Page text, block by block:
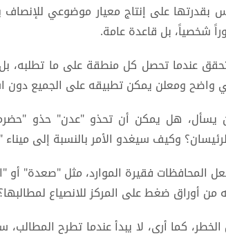
بقدرتها على إنتاج معيار موضوعي
شخصياً، بل قاعدة عامة.
عندما تحصل كل منطقة على ما تطلبه،
واضح ومعلن يمكن تطبيقه على الجميع دون
يسأل، هل يمكن أن تحذو "عدن" حذو
وكيف سيغدو الأمر بالنسبة إلى
المحافظات فقيرة الموارد، مثل "صعدة" أو
من أوراق ضغط على المركز للانصياع
كما أرى، لا يبدأ عندما تطرح